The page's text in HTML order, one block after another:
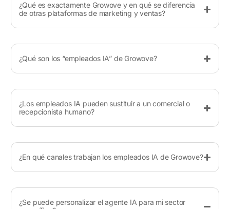
¿Qué es exactamente Growove y en qué se diferencia
de otras plataformas de marketing y ventas?
¿Qué son los “empleados IA” de Growove?
¿Los empleados IA pueden sustituir a un comercial o
recepcionista humano?
¿En qué canales trabajan los empleados IA de Growove?
¿Se puede personalizar el agente IA para mi sector